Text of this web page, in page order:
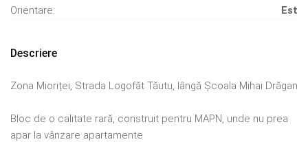
Orientare:
Est
Descriere
Zona Mioriței, Strada Logofăt Tăutu, lângă Școala Mihai Drăgan
Bloc de o calitate rară, construit pentru MAPN, unde nu prea
apar la vânzare apartamente